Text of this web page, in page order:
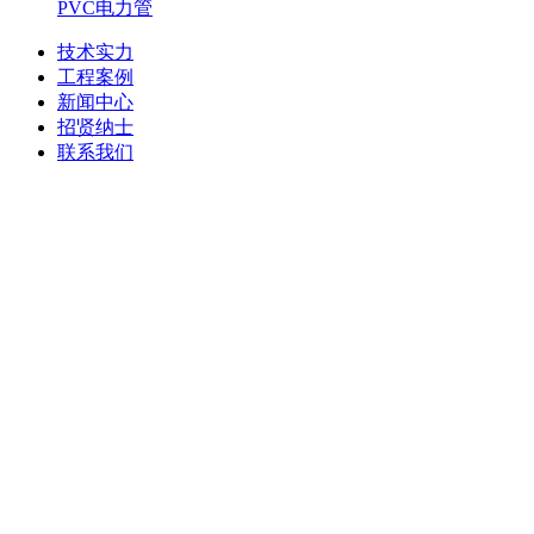
PVC电力管
技术实力
工程案例
新闻中心
招贤纳士
联系我们